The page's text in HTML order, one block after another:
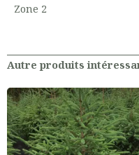
Zone 2
Autre produits